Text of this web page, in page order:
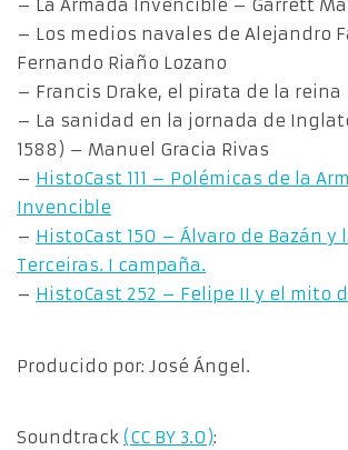
– La Armada Invencible – Garrett
– Los medios navales de Alejandro
Fernando Riaño Lozano
– Francis Drake, el pirata de la reina
– La sanidad en la jornada de
1588) – Manuel Gracia Rivas
– HistoCast 111 – Polémicas de la
Invencible
– HistoCast 150 – Álvaro de Bazán y
Terceiras. I campaña.
– HistoCast 252 – Felipe II y el mito
Producido por: José Ángel.
Soundtrack (CC BY 3.0):